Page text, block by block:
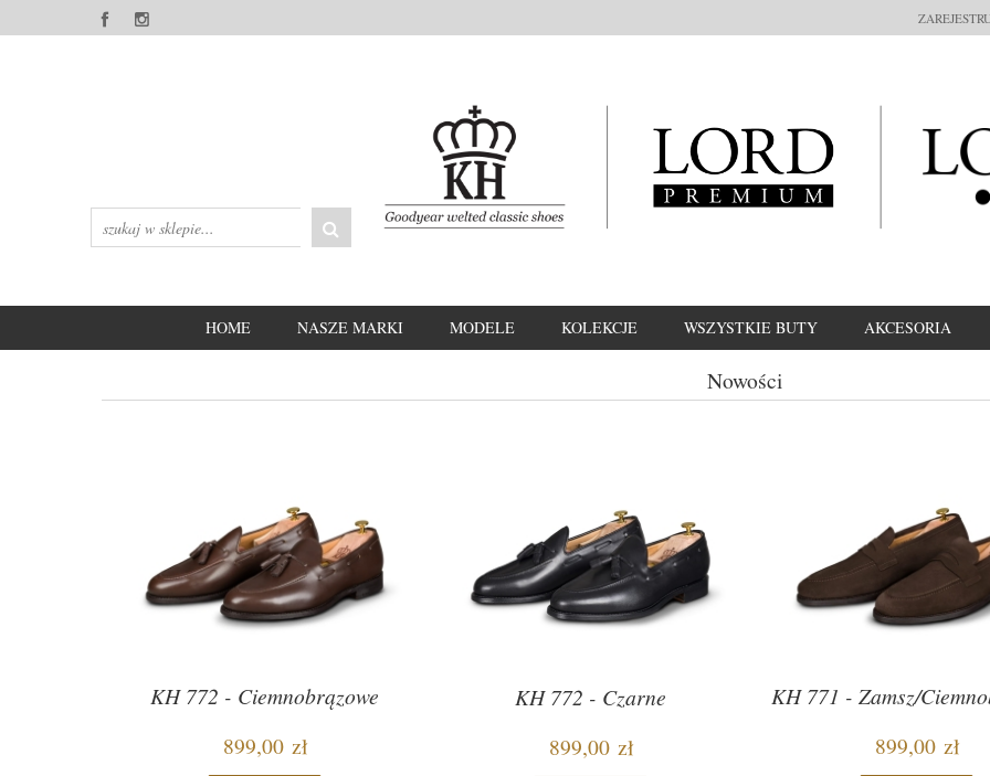
HOME NASZE MARKI MODELE KOLEKCJE WSZYSTKIE BUTY AKCESORIA
Nowości
KH 772 - Ciemnobrązowe
899,00 zł
KH 772 - Czarne
899,00 zł
KH 771 - Zamsz/
899,00 zł